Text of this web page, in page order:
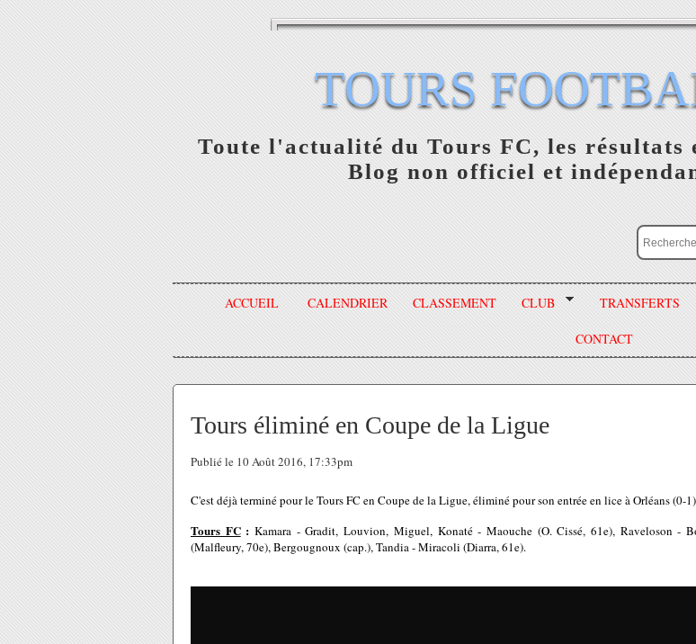
TOURS
Toute l'actualité du Tours FC, les résultats
Blog non officiel et
ACCUEIL CALENDRIER CLASSEMENT CLUB TRANSFERTS
CONTACT
Tours éliminé en Coupe de la Ligue
Publié le 10 Août 2016, 17:33pm
C'est déjà terminé pour le Tours FC en Coupe de la Ligue, éliminé pour son entrée en lice à Orléans (0-
Tours FC: Kamara - Gradit, Louvion, Miguel, Konaté - Maouche (O. Cissé, 61e), Raveloson -
(Malfleury, 70e), Bergougnoux (cap.), Tandia - Miracoli (Diarra, 61e).